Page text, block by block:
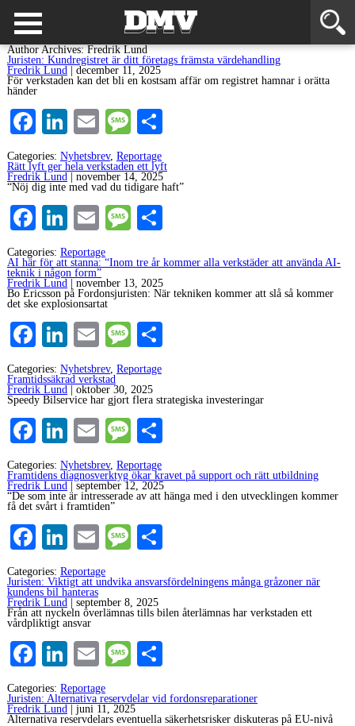
Author Archives: Fredrik Lund
Juristen: Kundregistret är ditt företags främsta värdehandling
Fredrik Lund
december 11, 2025
För verkstaden kan det bli en kostsam affär om registret hamnar i orätta
händer
Facebook
LinkedIn
EmailMessage
Categories: Nyhetsbrev, Reportage
Rätt lyft ger hela verkstaden ett lyft
Fredrik Lund
november 14, 2025
“Nöj dig inte med vad du tidigare haft”
Facebook
LinkedIn
EmailMessage
Categories: Reportage
AI här för att stanna: “Inom tre år kommer alla verkstäder att använda AI-
teknik i någon form”
Fredrik Lund
november 13, 2025
Bo Ericsson på Fordonsjuristen: När tekniken kommer att slå så kommer
det ske explosionsartat
Facebook
LinkedIn
EmailMessage
Categories: Nyhetsbrev, Reportage
Framtidssäkrad verkstad
Fredrik Lund
oktober 30, 2025
Speedy Bilservice har gjort flera strategiska investeringar
Facebook
LinkedIn
EmailMessage
Categories: Nyhetsbrev, Reportage
Framtidens diagnosverktyg ökar kravet på support och rätt utbildning
Fredrik Lund
september 12, 2025
“De som inte är intresserade av att hänga med i den utvecklingen kommer
få det svårt i framtiden”
Facebook
LinkedIn
EmailMessage
Categories: Reportage
Juristen: Viktigt att undvika ansvarsfördelningens många gråzoner när
kundens bil hanteras
Fredrik Lund
september 8, 2025
Från att nyckeln överlämnas tills bilen återlämnas har verkstaden ett
vårdpliktigt ansvar
Facebook
LinkedIn
EmailMessage
Categories: Reportage
Juristen: Alternativa reservdelar vid fordonsreparationer
Fredrik Lund
juni 11, 2025
Alternativa reservdelars eventuella säkerhetsrisker diskuteras på EU-nivå